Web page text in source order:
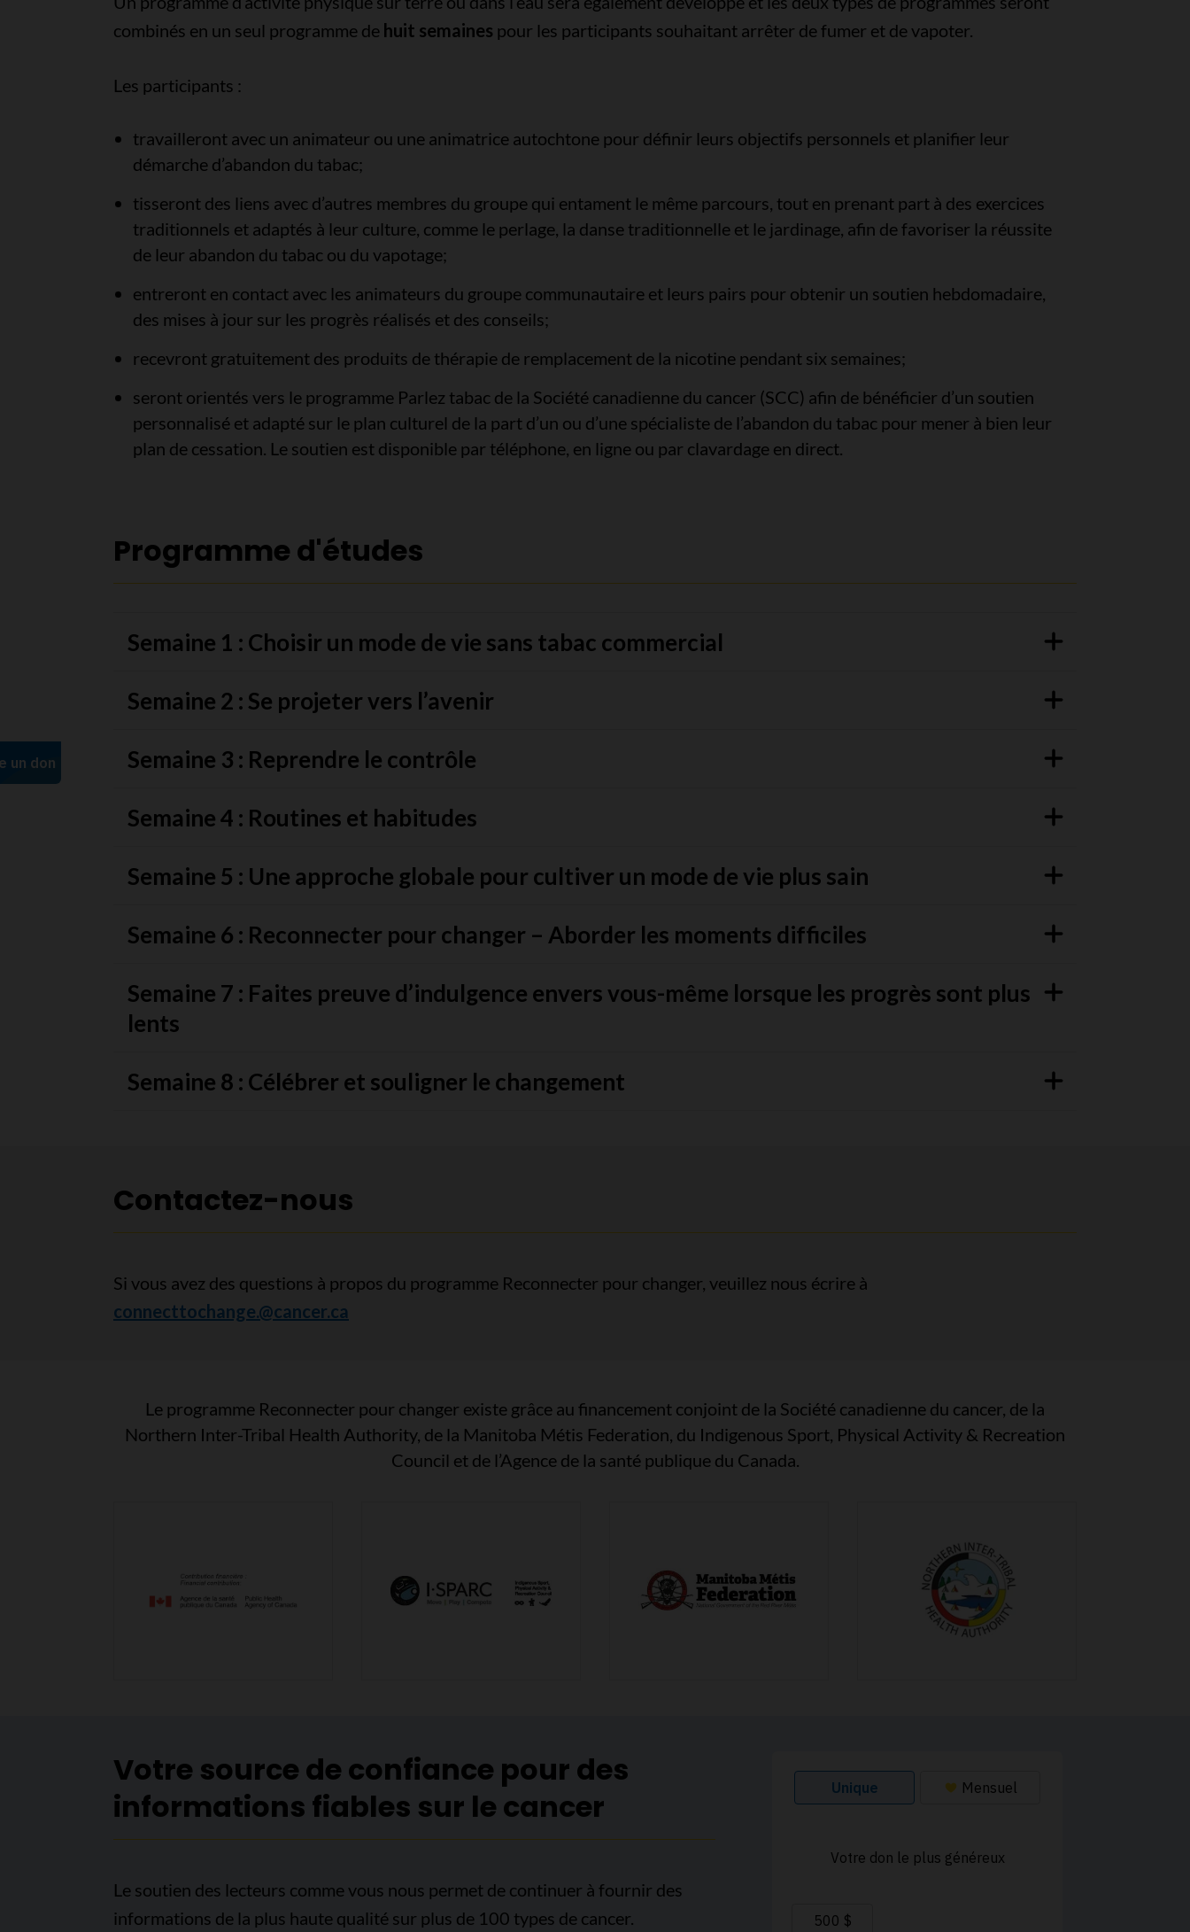
combinés en un seul programme de huit semaines pour les participants souhaitant arrêter de fumer et de vapoter.
Les participants :
travailleront avec un animateur ou une animatrice autochtone pour définir leurs objectifs personnels et planifier leur
démarche d’abandon du tabac;
tisseront des liens avec d’autres membres du groupe qui entament le même parcours, tout en prenant part à des exercices
traditionnels et adaptés à leur culture, comme le perlage, la danse traditionnelle et le jardinage, afin de favoriser la réussite
de leur abandon du tabac ou du vapotage;
entreront en contact avec les animateurs du groupe communautaire et leurs pairs pour obtenir un soutien hebdomadaire,
des mises à jour sur les progrès réalisés et des conseils;
recevront gratuitement des produits de thérapie de remplacement de la nicotine pendant six semaines;
seront orientés vers le programme Parlez tabac de la Société canadienne du cancer (SCC) afin de bénéficier d’un soutien
personnalisé et adapté sur le plan culturel de la part d’un ou d’une spécialiste de l’abandon du tabac pour mener à bien leur
plan de cessation. Le soutien est disponible par téléphone, en ligne ou par clavardage en direct.
Programme d'études
Semaine 1 : Choisir un mode de vie sans tabac commercial
Semaine 2 : Se projeter vers l’avenir
Semaine 3 : Reprendre le contrôle
Semaine 4 : Routines et habitudes
Semaine 5 : Une approche globale pour cultiver un mode de vie plus sain
Semaine 6 : Reconnecter pour changer – Aborder les moments difficiles
Semaine 7 : Faites preuve d’indulgence envers vous-même lorsque les progrès sont plus
lents
Semaine 8 : Célébrer et souligner le changement
Contactez-nous
Si vous avez des questions à propos du programme Reconnecter pour changer, veuillez nous écrire à
connecttochange.@cancer.ca
Le programme Reconnecter pour changer existe grâce au financement conjoint de la Société canadienne du cancer, de la
Northern Inter-Tribal Health Authority, de la Manitoba Métis Federation, du Indigenous Sport, Physical Activity & Recreation
Council et de l’Agence de la santé publique du Canada.
Votre source de confiance pour des
informations fiables sur le cancer
Le soutien des lecteurs comme vous nous permet de continuer à fournir des
informations de la plus haute qualité sur plus de 100 types de cancer.